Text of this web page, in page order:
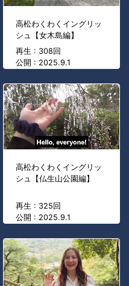
高松わくわくイングリッ
シュ【女木島編】
再生 : 308回
公開 : 2025.9.1
高松わくわくイングリッ
シュ【仏生山公園編】
再生 : 325回
公開 : 2025.9.1